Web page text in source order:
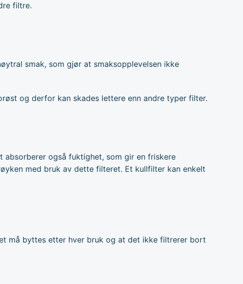
filtre.
smak, som gjør at smaksopplevelsen ikke
og derfor kan skades lettere enn andre typer filter.
også fuktighet, som gir en friskere
med bruk av dette filteret. Et kullfilter kan enkelt
må byttes etter hver bruk og at det ikke filtrerer bort